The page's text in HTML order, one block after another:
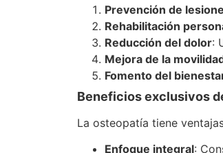
Prevención de
Rehabilitación
Reducción del dolor:
Mejora de la
Fomento del
Beneficios exclusivos
La osteopatía tiene
Enfoque integral: